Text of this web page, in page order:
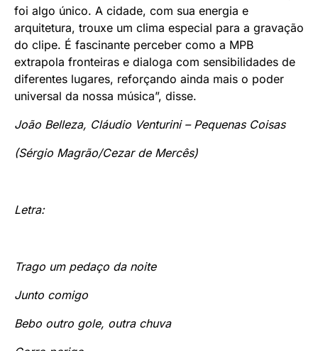
foi algo único. A cidade, com sua energia e
arquitetura, trouxe um clima especial para a gravação
do clipe. É fascinante perceber como a MPB
extrapola fronteiras e dialoga com sensibilidades de
diferentes lugares, reforçando ainda mais o poder
universal da nossa música”, disse.
João Belleza, Cláudio Venturini – Pequenas Coisas
(Sérgio Magrão/Cezar de Mercês)
Letra:
Trago um pedaço da noite
Junto comigo
Bebo outro gole, outra chuva